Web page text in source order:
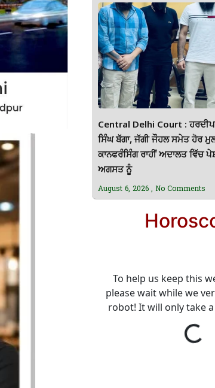
Central Delhi Court :
ਸਿੰਘ ਬੱਗਾ, ਜੱਗੀ ਜੌਹਲ ਸਮੇਤ ਹੋਰ
ਕਾਨਫਰੰਸਿੰਗ ਰਾਹੀਂ ਅਦਾਲਤ ਵਿੱਚ
ਅਗਸਤ ਨੂੰ
August 6, 2026 No Comments